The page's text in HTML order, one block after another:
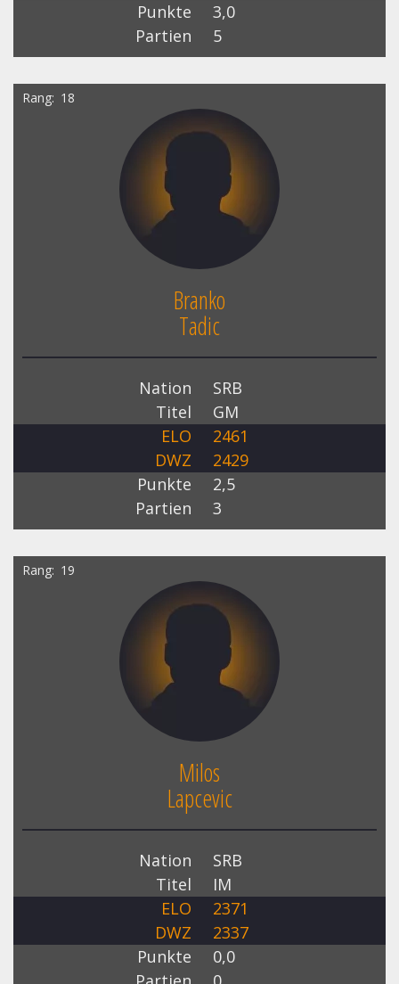
Punkte
3,0
Partien
5
Rang 18
Branko
Tadic
Nation
SRB
Titel
GM
ELO
2461
DWZ
2429
Punkte
2,5
Partien
3
Rang 19
Milos
Lapcevic
Nation
SRB
Titel
IM
ELO
2371
DWZ
2337
Punkte
0,0